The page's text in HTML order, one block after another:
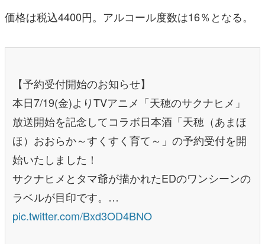
価格は税込4400円。アルコール度数は16％となる。
【予約受付開始のお知らせ】
本日7/19(金)よりTVアニメ「天穂のサクナヒメ」
放送開始を記念してコラボ日本酒「天穂（あまほ
ほ）おおらか～すくすく育て～」の予約受付を開
始いたしました！
サクナヒメとタマ爺が描かれたEDのワンシーンの
ラベルが目印です。…
pic.twitter.com/Bxd3OD4BNO